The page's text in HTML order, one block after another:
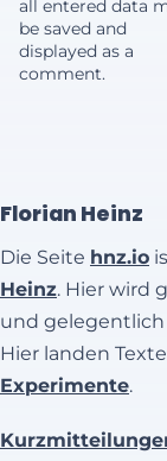
all entered data
be saved and
displayed as a
comment.
Florian Heinz
Die Seite hnz.io
Heinz. Hier wird
und
Hier landen
Experimente.